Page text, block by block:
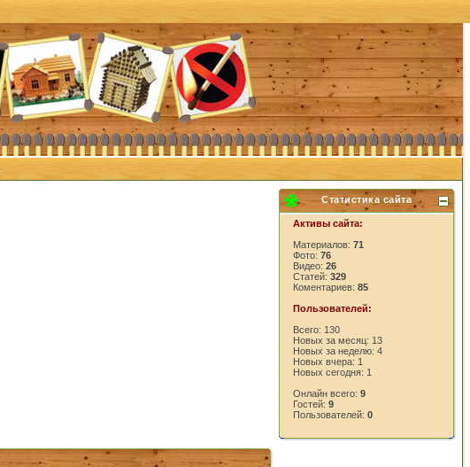
Статистика сайта
Активы сайта:
Материалов: 71
Фото: 76
Видео: 26
Статей: 329
Коментариев: 85
Пользователей:
Всего: 130
Новых за месяц: 13
Новых за неделю: 4
Новых вчера: 1
Новых сегодня: 1
Онлайн всего: 9
Гостей: 9
Пользователей: 0